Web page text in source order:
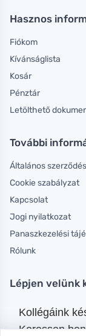
Hasznos
Fiókom
Kívánságlista
Kosár
Pénztár
Letölthető
További
Általános
Cookie szabályzat
Kapcsolat
Jogi nyilatkozat
Panaszkezelési
Rólunk
Lépjen velünk
Kollégáink
Keressen